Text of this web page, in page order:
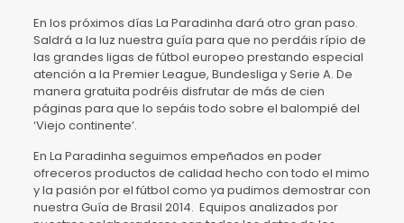
En los próximos días La Paradinha dará otro gran paso.
Saldrá a la luz nuestra guía para que no perdáis rípio de
las grandes ligas de fútbol europeo prestando especial
atención a la Premier League, Bundesliga y Serie A. De
manera gratuita podréis disfrutar de más de cien
páginas para que lo sepáis todo sobre el balompié del
‘Viejo continente’.
En La Paradinha seguimos empeñados en poder
ofreceros productos de calidad hecho con todo el mimo
y la pasión por el fútbol como ya pudimos demostrar con
nuestra Guía de Brasil 2014. Equipos analizados por